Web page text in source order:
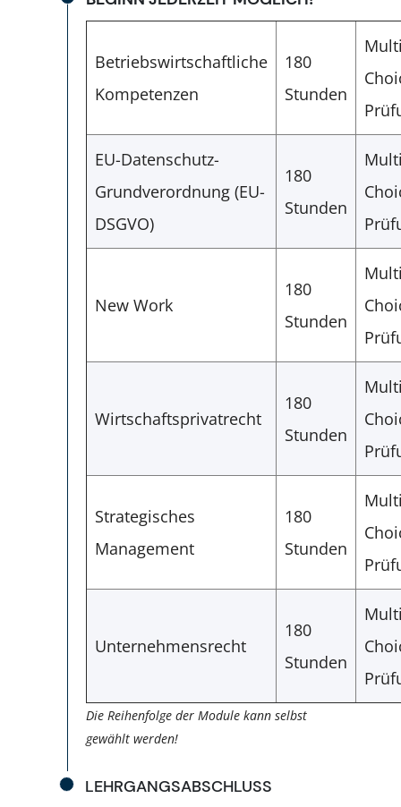
Betriebswirtschaftliche
Kompetenzen
180
Stunden
EU-Datenschutz-
Grundverordnung (EU-
DSGVO)
180
Stunden
New Work
180
Stunden
Wirtschaftsprivatrecht
180
Stunden
Strategisches
Management
180
Stunden
Unternehmensrecht
180
Stunden
Die Reihenfolge der Module kann selbst
gewählt werden!
LEHRGANGSABSCHLUSS